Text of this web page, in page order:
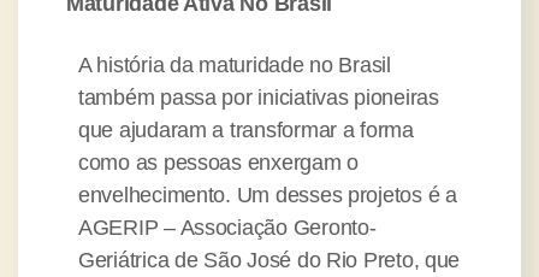
A história da maturidade no Brasil
também passa por iniciativas pioneiras
que ajudaram a transformar a forma
como as pessoas enxergam o
envelhecimento. Um desses projetos é a
AGERIP – Associação Geronto-
Geriátrica de São José do Rio Preto, que